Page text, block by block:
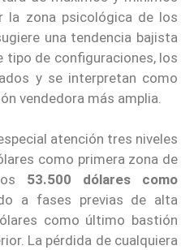
la zona psicológica de los
una tendencia bajista
tipo de configuraciones, los
y se interpretan como
vendedora más amplia.
atención tres niveles
como primera zona de
53.500 dólares como
a fases previas de alta
como último bastión
La pérdida de cualquiera